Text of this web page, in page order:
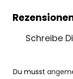
Schreibe
Du musst